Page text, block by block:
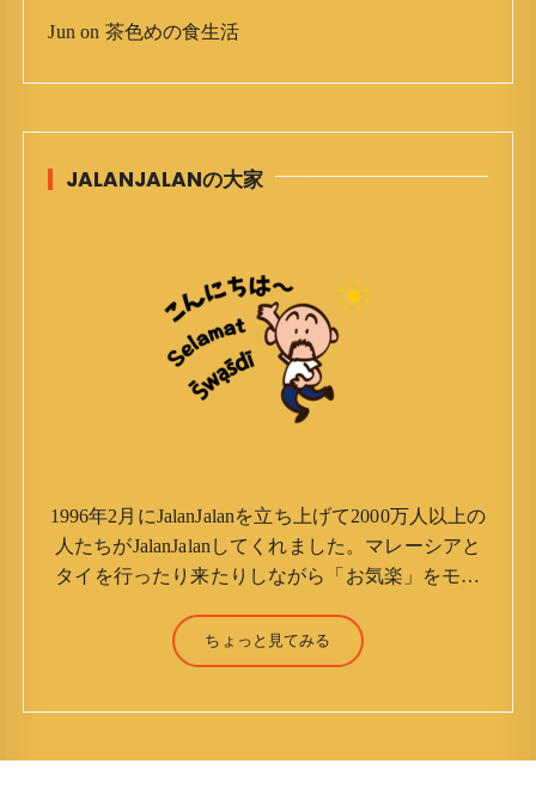
Jun on 茶色めの食生活
JALANJALANの大家
1996年2月にJalanJalanを立ち上げて2000万人以上の
人たちがJalanJalanしてくれました。マレーシアと
タイを行ったり来たりしながら「お気楽」をモッ
（Jun Yamamori） 生年月日 ：1959年7月4日(61
才) 生まれ ：香港(3才まで) 育
ちょっと見てみる